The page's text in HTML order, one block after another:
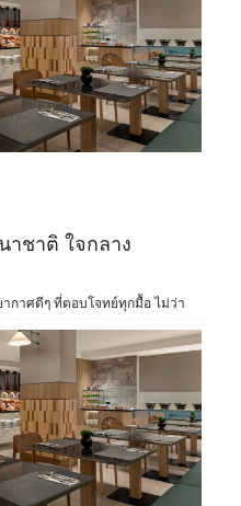
าชาติ ใจกลาง
ากาศดีๆ ที่ตอบโจทย์ทุกมื้อ ไม่ว่า